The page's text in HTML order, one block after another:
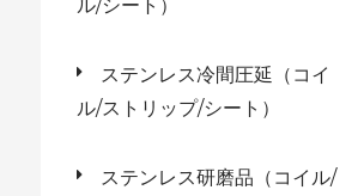
ル/シート）
ステンレス冷間圧延（コイ
ル/ストリップ/シート）
ステンレス研磨品（コイル/